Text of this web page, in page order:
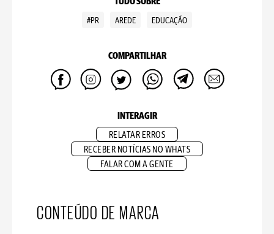
#PR AREDE EDUCAÇÃO
COMPARTILHAR
INTERAGIR
RELATAR ERROS
RECEBER NOTÍCIAS NO WHATS
FALAR COM A GENTE
CONTEÚDO DE MARCA